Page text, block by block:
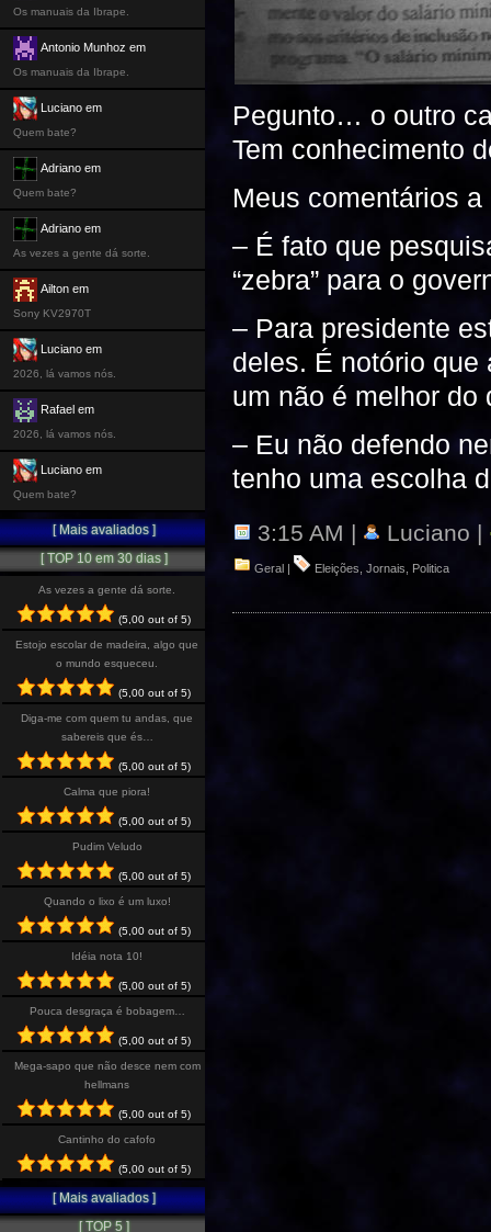
Pegunto… o outro
Tem conhecimento
Meus comentários
– É fato que
“zebra” para o
– Para presidente
deles. É notório
um não é melhor do
– Eu não defendo
tenho uma escolha
3:15 AM | Luciano |
Geral | Eleições ,Jornais Politica
Os manuais da Ibrape.
Antonio Munhoz em
Os manuais da Ibrape.
Luciano em
Quem bate?
Adriano em
Quem bate?
Adriano em
As vezes a gente dá sorte.
Ailton em
Sony KV2970T
Luciano em
2026, lá vamos nós.
Rafael em
2026, lá vamos nós.
Luciano em
Quem bate?
[ Mais avaliados ]
[ TOP 10 em 30 dias ]
As vezes a gente dá sorte.
(5,00 out of 5)
Estojo escolar de madeira, algo que
o mundo esqueceu.
(5,00 out of 5)
Diga-me com quem tu andas, que
sabereis que és…
(5,00 out of 5)
Calma que piora!
(5,00 out of 5)
Pudim Veludo
(5,00 out of 5)
Quando o lixo é um luxo!
(5,00 out of 5)
Idéia nota 10!
(5,00 out of 5)
Pouca desgraça é bobagem…
(5,00 out of 5)
Mega-sapo que não desce nem com
hellmans
(5,00 out of 5)
Cantinho do cafofo
(5,00 out of 5)
[ Mais avaliados ]
[ TOP 5 ]